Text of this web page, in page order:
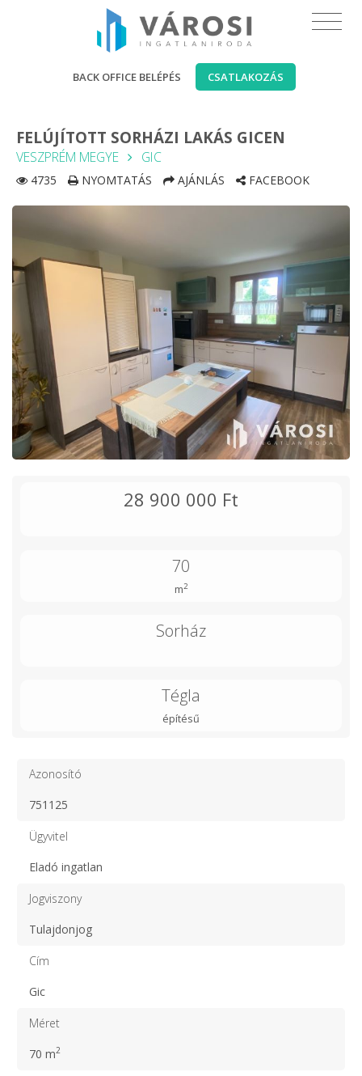
BACK OFFICE BELÉPÉS CSATLAKOZÁS
FELÚJÍTOTT SORHÁZI LAKÁS GICEN
VESZPRÉM MEGYE GIC
4735 NYOMTATÁS AJÁNLÁS FACEBOOK
28 900 000 Ft
70
m2
Sorház
Tégla
építésű
Azonosító
751125
Ügyvitel
Eladó ingatlan
Jogviszony
Tulajdonjog
Cím
Gic
Méret
70 m2